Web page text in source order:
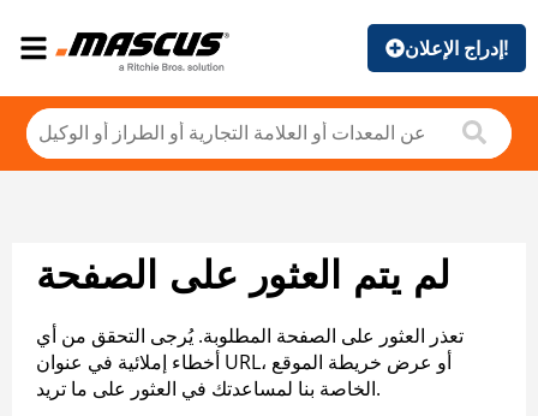
إدراج الإعلان!
لم يتم العثور على الصفحة
تعذر العثور على الصفحة المطلوبة. يُرجى التحقق من أي
أخطاء إملائية في عنوان URL، أو عرض خريطة الموقع
الخاصة بنا لمساعدتك في العثور على ما تريد.